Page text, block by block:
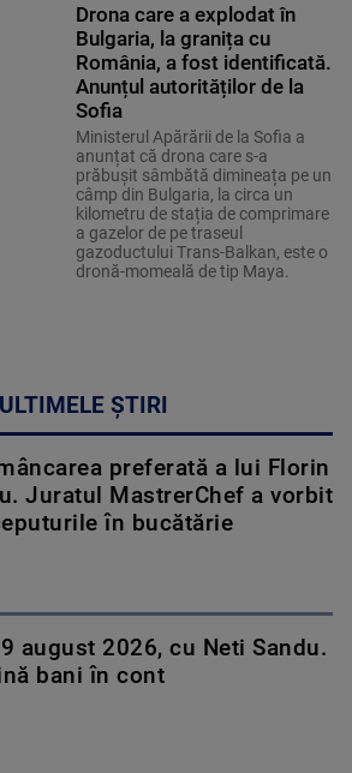
Drona care a explodat în
Bulgaria, la granița cu
România, a fost identificată.
Anunțul autorităților de la
Sofia
Ministerul Apărării de la Sofia a
anunțat că drona care s-a
prăbușit sâmbătă dimineața pe un
câmp din Bulgaria, la circa un
kilometru de stația de comprimare
a gazelor de pe traseul
gazoductului Trans-Balkan, este o
dronă-momeală de tip Maya.
ULTIMELE ȘTIRI
preferată a lui Florin
Juratul MastrerChef a vorbit
în bucătărie
august 2026, cu Neti Sandu.
bani în cont